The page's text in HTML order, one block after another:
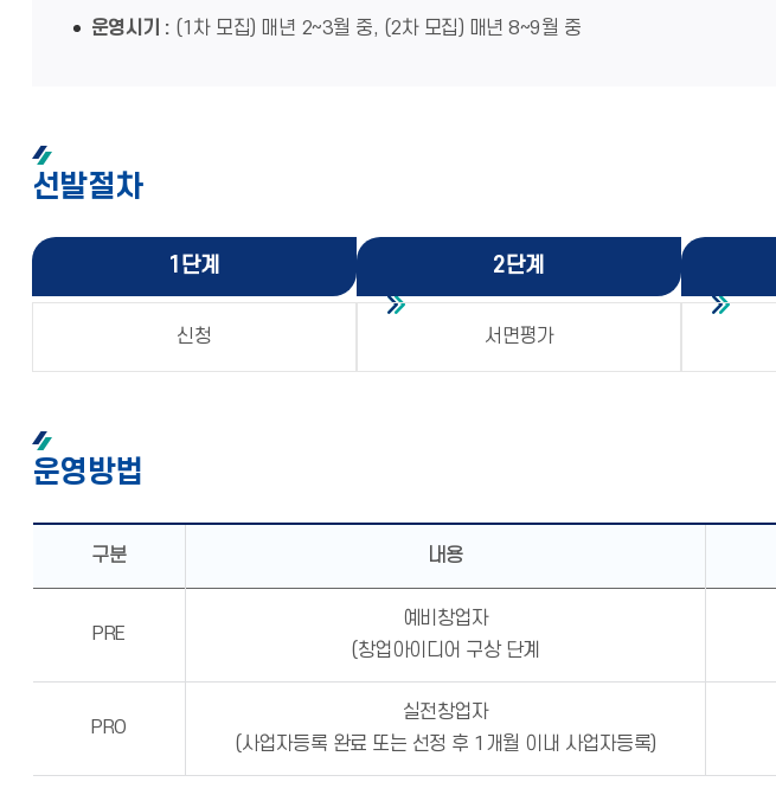
운영시기 : (1차 모집) 매년 2~3월 중, (2차 모집) 매년 8~9월 중
선발절차
1단계
신청
2단계
서면평가
운영방법
구분 내용
PRE
예비창업자
(창업아이디어 구상 단계
PRO
실전창업자
(사업자등록 완료 또는 선정 후 1개월 이내 사업자등록)